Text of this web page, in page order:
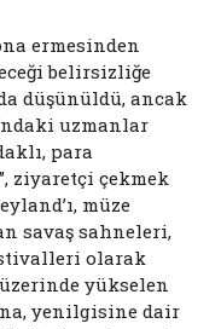
ermesinden
belirsizliğe
düşünüldü, ancak
uzmanlar
para
ziyaretçi çekmek
müze
savaş sahneleri,
olarak
yükselen
yenilgisine dair